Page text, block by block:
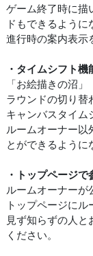
ゲーム終了時に描
ドもできるように
進行時の案内表示
・タイムシフト
「お絵描きの沼
ラウンドの切り替
キャンバスタイム
ルームオーナー以
とができるように
・トップページ
ルームオーナーが
トップページにル
見ず知らずの人
ください。